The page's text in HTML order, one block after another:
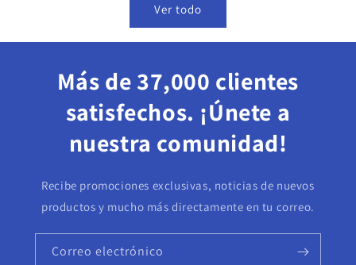
Ver todo
Más de 37,000 clientes
satisfechos. ¡Únete a
nuestra comunidad!
Recibe promociones exclusivas, noticias de nuevos
productos y mucho más directamente en tu correo.
Correo electrónico